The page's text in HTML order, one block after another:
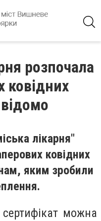
розпочала
ковідних
лікарня"
ковідних
яким зробили
можна